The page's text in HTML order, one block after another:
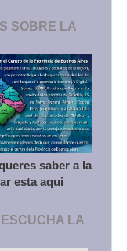
SOBRE LA
saber a la
esta aqui
LA